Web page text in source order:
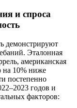
и спроса
демонстрируют
Эталонная
американская
на 10% ниже
постепенно
годов и
факторов: